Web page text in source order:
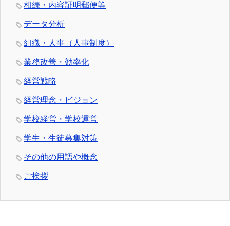
相続・内容証明郵便等
データ分析
組織・人事（人事制度）
業務改善・効率化
経営戦略
経営理念・ビジョン
学校経営・学校運営
学生・生徒募集対策
その他の用語や概念
ご挨拶